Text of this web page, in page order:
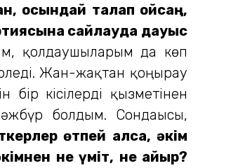
осындай талап қойсаң,
сайлауда дауыс
қолдаушыларым да көп
Жан-жақтан қоңырау
бір кісілерді қызметінен
болдым. Сондағысы,
өтпей қалса, әкім
не үміт, не қайыр?